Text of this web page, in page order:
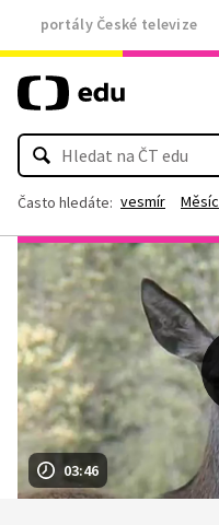
portály České televize
Často hledáte: vesmír Měsíc
03:46